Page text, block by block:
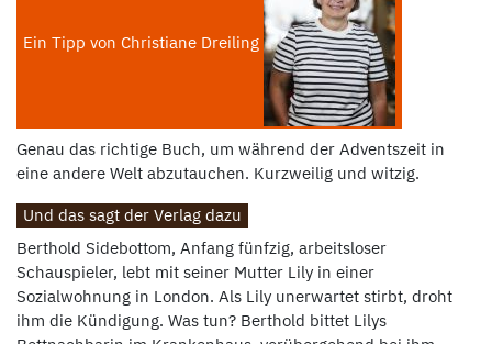
Ein Tipp von Christiane Dreiling
Genau das richtige Buch, um während der Adventszeit in
eine andere Welt abzutauchen. Kurzweilig und witzig.
Und das sagt der Verlag dazu
Berthold Sidebottom, Anfang fünfzig, arbeitsloser
Schauspieler, lebt mit seiner Mutter Lily in einer
Sozialwohnung in London. Als Lily unerwartet stirbt, droht
ihm die Kündigung. Was tun? Berthold bittet Lilys